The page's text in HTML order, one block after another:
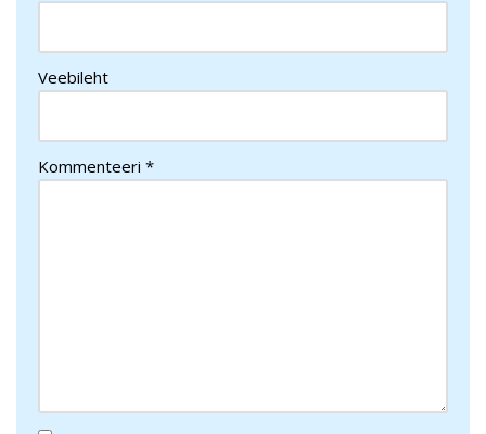
Veebileht
Kommenteeri *